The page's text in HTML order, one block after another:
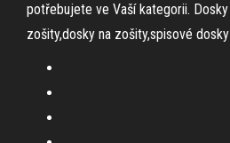
potřebujete ve Vaší kategorii. Dosky
zošity,dosky na zošity,spisové dosky